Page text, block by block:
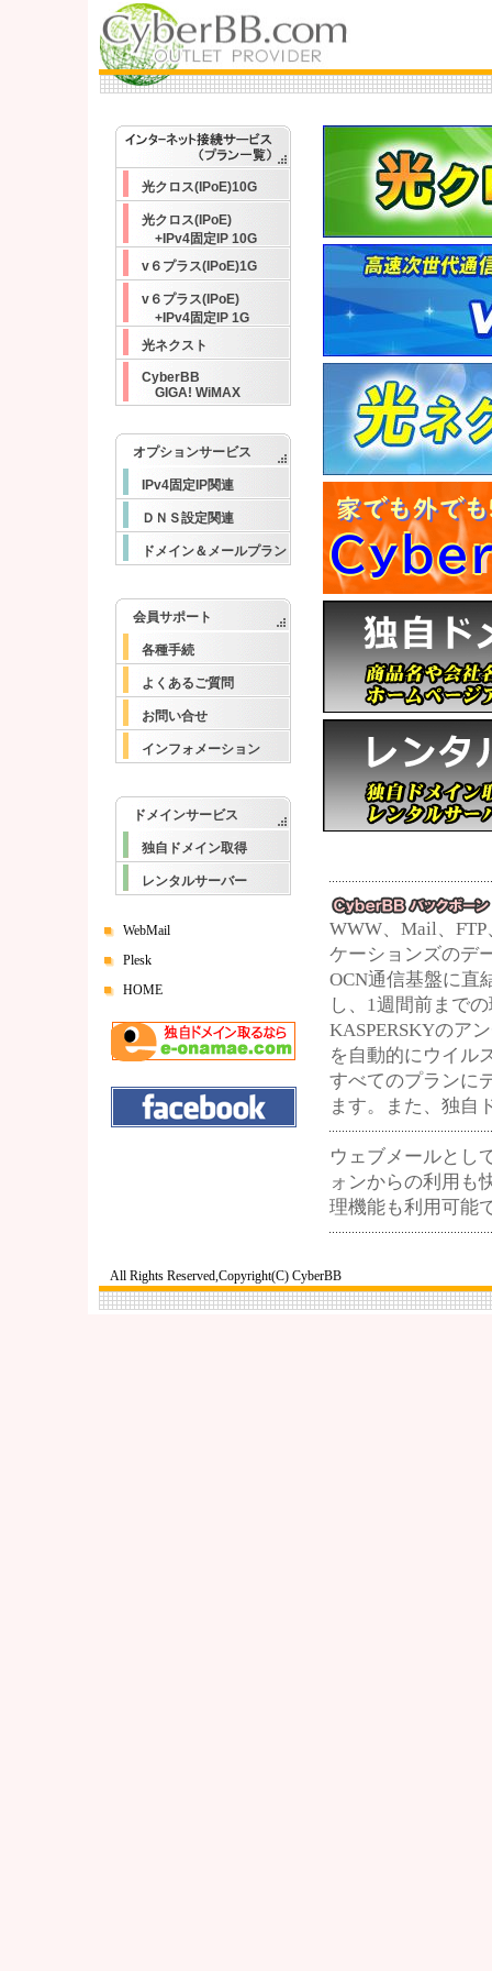
光クロス(IPoE)10G
光クロス(IPoE)
+IPv4固定IP 10G
v６プラス(IPoE)1G
v６プラス(IPoE)
+IPv4固定IP 1G
光ネクスト
CyberBB
GIGA! WiMAX
オプションサービス
IPv4固定IP関連
ＤＮＳ設定関連
ドメイン＆メールプラン
会員サポート
各種手続
よくあるご質問
お問い合せ
インフォメーション
ドメインサービス
独自ドメイン取得
レンタルサーバー
WebMail
Plesk
HOME
WWW、Mail、
ケーションズのデ
OCN通信基盤に直
し、1週間前まで
KASPERSKYのア
を自動的にウイル
すべてのプランに
ます。また、独自
ウェブメールとし
ォンからの利用も
理機能も利用可能
All Rights Reserved,Copyright(C) CyberBB